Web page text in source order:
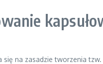
na zasadzie tworzenia tzw.